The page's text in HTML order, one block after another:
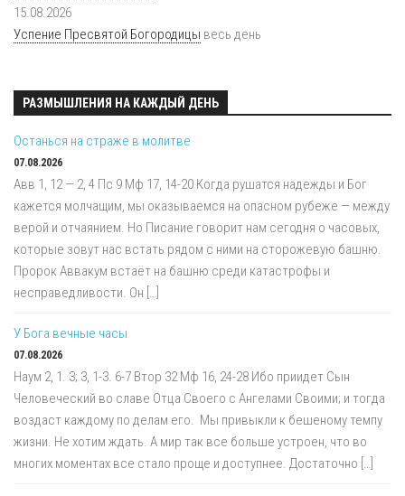
15.08.2026
Успение Пресвятой Богородицы весь день
РАЗМЫШЛЕНИЯ НА КАЖДЫЙ ДЕНЬ
Останься на страже в молитве
07.08.2026
Авв 1, 12 — 2, 4 Пс 9 Мф 17, 14-20 Когда рушатся надежды и Бог
кажется молчащим, мы оказываемся на опасном рубеже — между
верой и отчаянием. Но Писание говорит нам сегодня о часовых,
которые зовут нас встать рядом с ними на сторожевую башню.
Пророк Аввакум встаёт на башню среди катастрофы и
несправедливости. Он […]
У Бога вечные часы
07.08.2026
Наум 2, 1. 3; 3, 1-3. 6-7 Втор 32 Мф 16, 24-28 Ибо приидет Сын
Человеческий во славе Отца Своего с Ангелами Своими; и тогда
воздаст каждому по делам его. Мы привыкли к бешеному темпу
жизни. Не хотим ждать. А мир так все больше устроен, что во
многих моментах все стало проще и доступнее. Достаточно […]